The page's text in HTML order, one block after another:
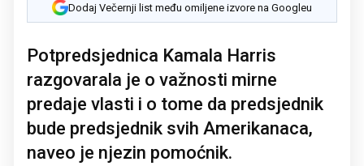
Dodaj Večernji list među omiljene izvore na Googleu
Potpredsjednica Kamala Harris
razgovarala je o važnosti mirne
predaje vlasti i o tome da predsjednik
bude predsjednik svih Amerikanaca,
naveo je njezin pomoćnik.